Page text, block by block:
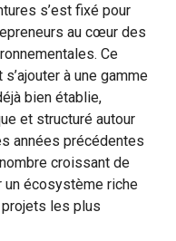
s’est fixé pour
au cœur des
Ce
s’ajouter à une gamme
bien établie,
et structuré autour
années précédentes
croissant de
un écosystème riche
les plus